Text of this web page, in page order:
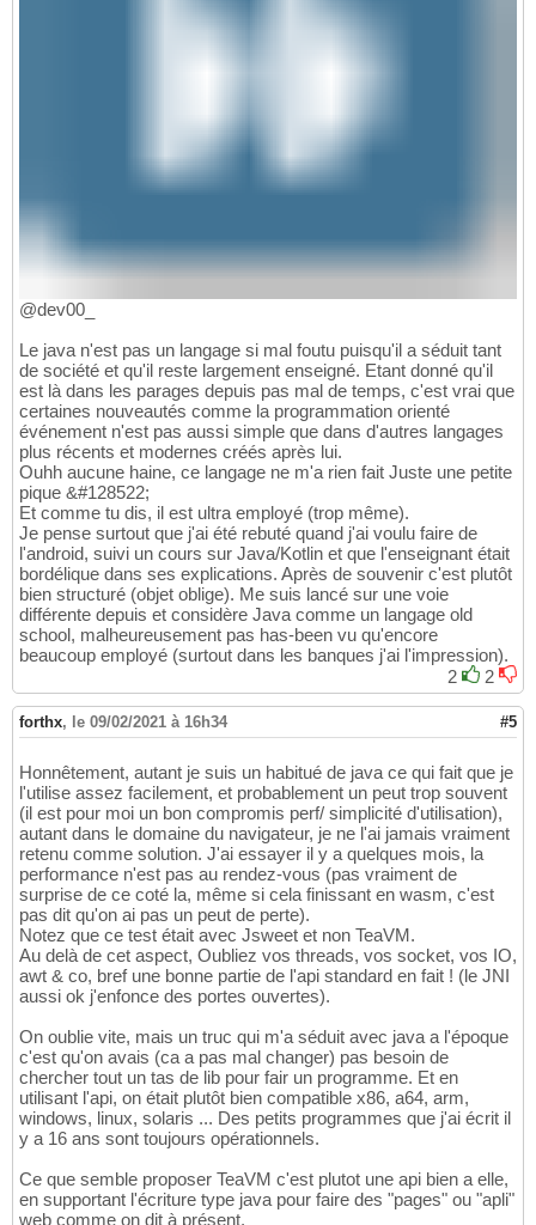
@dev00_
Le java n'est pas un langage si mal foutu puisqu'il a séduit tant
de société et qu'il reste largement enseigné. Etant donné qu'il
est là dans les parages depuis pas mal de temps, c'est vrai que
certaines nouveautés comme la programmation orienté
événement n'est pas aussi simple que dans d'autres langages
plus récents et modernes créés après lui.
Ouhh aucune haine, ce langage ne m'a rien fait Juste une petite
pique &#128522;
Et comme tu dis, il est ultra employé (trop même).
Je pense surtout que j'ai été rebuté quand j'ai voulu faire de
l'android, suivi un cours sur Java/Kotlin et que l'enseignant était
bordélique dans ses explications. Après de souvenir c'est plutôt
bien structuré (objet oblige). Me suis lancé sur une voie
différente depuis et considère Java comme un langage old
school, malheureusement pas has-been vu qu'encore
beaucoup employé (surtout dans les banques j'ai l'impression).
2
2
forthx, le 09/02/2021 à 16h34 #5
Honnêtement, autant je suis un habitué de java ce qui fait que je
l'utilise assez facilement, et probablement un peut trop souvent
(il est pour moi un bon compromis perf/ simplicité d'utilisation),
autant dans le domaine du navigateur, je ne l'ai jamais vraiment
retenu comme solution. J'ai essayer il y a quelques mois, la
performance n'est pas au rendez-vous (pas vraiment de
surprise de ce coté la, même si cela finissant en wasm, c'est
pas dit qu'on ai pas un peut de perte).
Notez que ce test était avec Jsweet et non TeaVM.
Au delà de cet aspect, Oubliez vos threads, vos socket, vos IO,
awt & co, bref une bonne partie de l'api standard en fait ! (le JNI
aussi ok j'enfonce des portes ouvertes).
On oublie vite, mais un truc qui m'a séduit avec java a l'époque
c'est qu'on avais (ca a pas mal changer) pas besoin de
chercher tout un tas de lib pour fair un programme. Et en
utilisant l'api, on était plutôt bien compatible x86, a64, arm,
windows, linux, solaris ... Des petits programmes que j'ai écrit il
y a 16 ans sont toujours opérationnels.
Ce que semble proposer TeaVM c'est plutot une api bien a elle,
en supportant l'écriture type java pour faire des "pages" ou "apli"
web comme on dit à présent.